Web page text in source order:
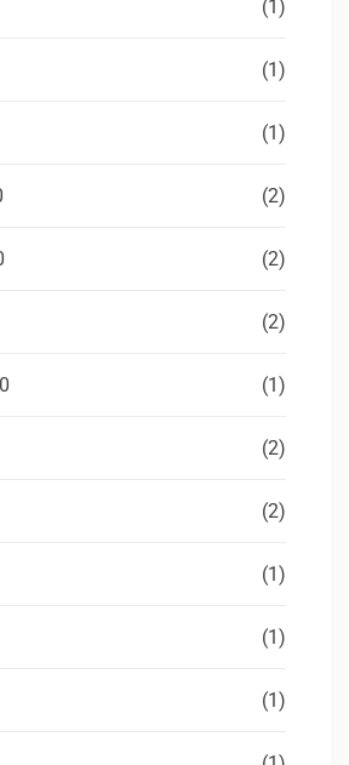
(1)
(1)
(1)
(2)
(2)
(2)
(1)
(2)
(2)
(1)
(1)
(1)